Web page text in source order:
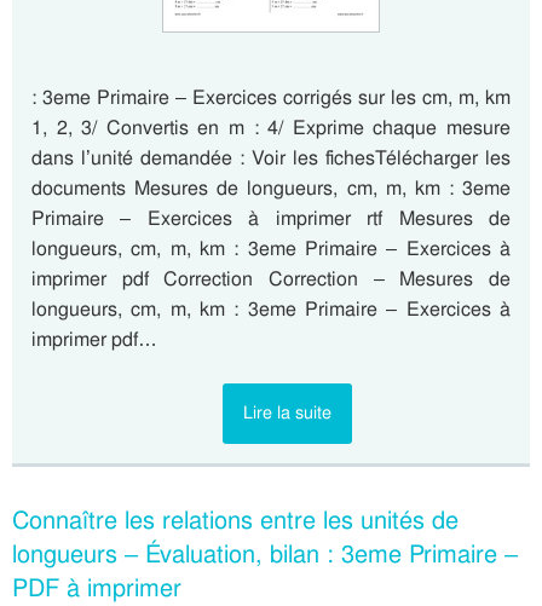
: 3eme Primaire – Exercices corrigés sur les cm, m, km
1, 2, 3/ Convertis en m : 4/ Exprime chaque mesure
dans l’unité demandée : Voir les fichesTélécharger les
documents Mesures de longueurs, cm, m, km : 3eme
Primaire – Exercices à imprimer rtf Mesures de
longueurs, cm, m, km : 3eme Primaire – Exercices à
imprimer pdf Correction Correction – Mesures de
longueurs, cm, m, km : 3eme Primaire – Exercices à
imprimer pdf…
Lire la suite
Connaître les relations entre les unités de
longueurs – Évaluation, bilan : 3eme Primaire –
PDF à imprimer